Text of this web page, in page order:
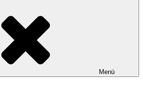
Menü